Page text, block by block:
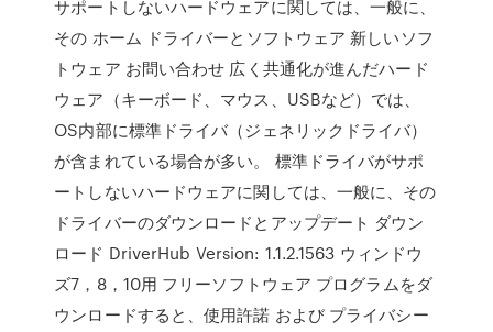
サポートしないハードウェアに関しては、一般に、
その ホーム ドライバーとソフトウェア 新しいソフ
トウェア お問い合わせ 広く共通化が進んだハード
ウェア（キーボード、マウス、USBなど）では、
OS内部に標準ドライバ（ジェネリックドライバ）
が含まれている場合が多い。 標準ドライバがサポ
ートしないハードウェアに関しては、一般に、その
ドライバーのダウンロードとアップデート ダウン
ロード DriverHub Version: 1.1.2.1563 ウィンドウ
ズ7，8，10用 フリーソフトウェア プログラムをダ
ウンロードすると、使用許諾 および プライバシー